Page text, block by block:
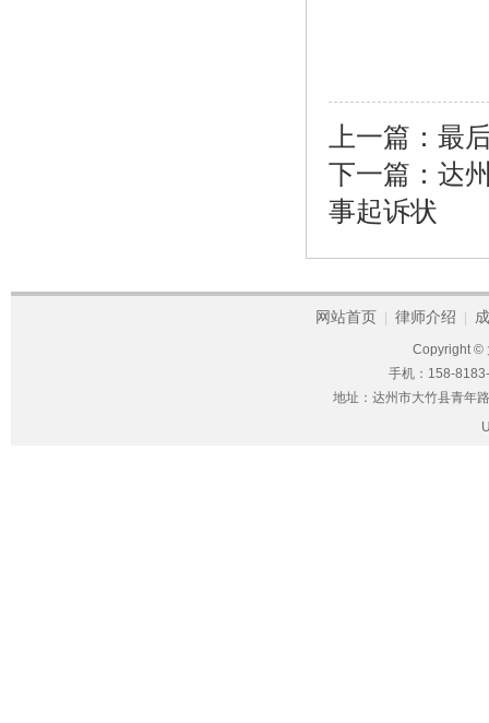
上一篇： 最
下一篇： 达
事起诉状
网站首页 律师介绍
Copyright ©
手机：158-
地址：达州市大竹县青年